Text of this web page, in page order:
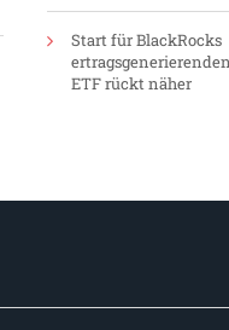
Start für BlackRocks
ETF rückt näher